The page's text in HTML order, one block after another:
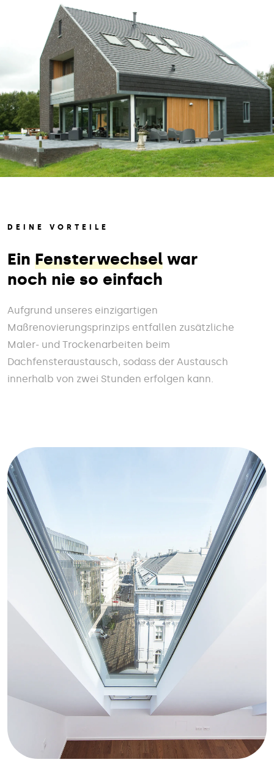
DEINE VORTEILE
Ein Fensterwechsel war
noch nie so einfach
Aufgrund unseres einzigartigen
Maßrenovierungsprinzips entfallen zusätzliche
Maler- und Trockenarbeiten beim
Dachfensteraustausch, sodass der Austausch
innerhalb von zwei Stunden erfolgen kann.